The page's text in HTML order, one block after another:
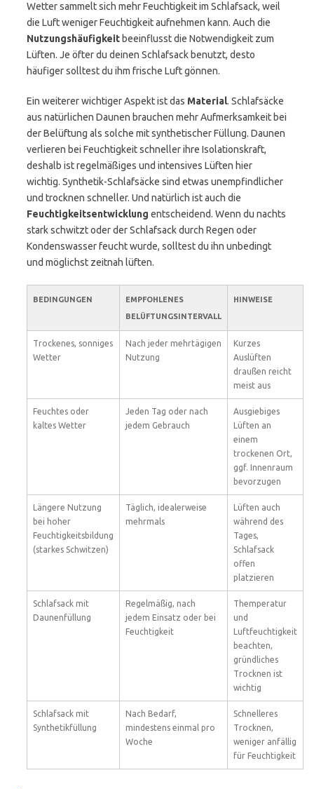
Wetter sammelt sich mehr Feuchtigkeit im Schlafsack, weil
die Luft weniger Feuchtigkeit aufnehmen kann. Auch die
Nutzungshäufigkeit beeinflusst die Notwendigkeit zum
Lüften. Je öfter du deinen Schlafsack benutzt, desto
häufiger solltest du ihm frische Luft gönnen.
Ein weiterer wichtiger Aspekt ist das Material. Schlafsäcke
aus natürlichen Daunen brauchen mehr Aufmerksamkeit bei
der Belüftung als solche mit synthetischer Füllung. Daunen
verlieren bei Feuchtigkeit schneller ihre Isolationskraft,
deshalb ist regelmäßiges und intensives Lüften hier
wichtig. Synthetik-Schlafsäcke sind etwas unempfindlicher
und trocknen schneller. Und natürlich ist auch die
Feuchtigkeitsentwicklung entscheidend. Wenn du nachts
stark schwitzt oder der Schlafsack durch Regen oder
Kondenswasser feucht wurde, solltest du ihn unbedingt
und möglichst zeitnah lüften.
BEDINGUNGEN
EMPFOHLENES
BELÜFTUNGSINTERVALL
HINWEISE
Trockenes, sonniges
Wetter
Nach jeder mehrtägigen
Nutzung
Kurzes
Auslüften
draußen reicht
meist aus
Feuchtes oder
kaltes Wetter
Jeden Tag oder nach
jedem Gebrauch
Ausgiebiges
Lüften an
einem
trockenen Ort,
ggf. Innenraum
bevorzugen
Längere Nutzung
bei hoher
Feuchtigkeitsbildung
(starkes Schwitzen)
Täglich, idealerweise
mehrmals
Lüften auch
während des
Tages,
Schlafsack
offen
platzieren
Schlafsack mit
Daunenfüllung
Regelmäßig, nach
jedem Einsatz oder bei
Feuchtigkeit
Themperatur
und
Luftfeuchtigkeit
beachten,
gründliches
Trocknen ist
wichtig
Schlafsack mit
Synthetikfüllung
Nach Bedarf,
mindestens einmal pro
Woche
Schnelleres
Trocknen,
weniger anfällig
für Feuchtigkeit